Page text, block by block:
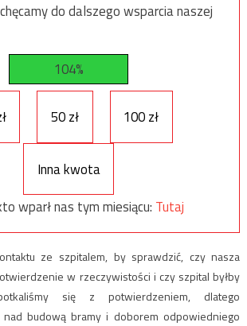
do dalszego wsparcia naszej
104%
50 zł 100 zł
Inna kwota
wparł nas tym miesiącu: Tutaj
ze szpitalem, by sprawdzić, czy nasza
w rzeczywistości i czy szpital byłby
się z potwierdzeniem, dlatego
nad budową bramy i doborem odpowiedniego